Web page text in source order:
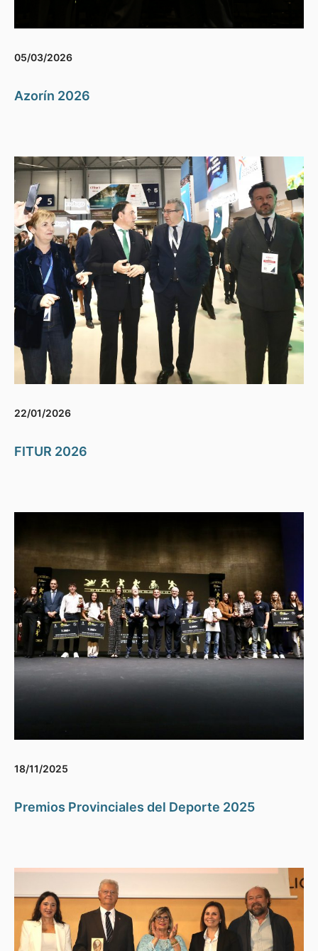
05/03/2026
Azorín 2026
22/01/2026
FITUR 2026
18/11/2025
Premios Provinciales del Deporte 2025